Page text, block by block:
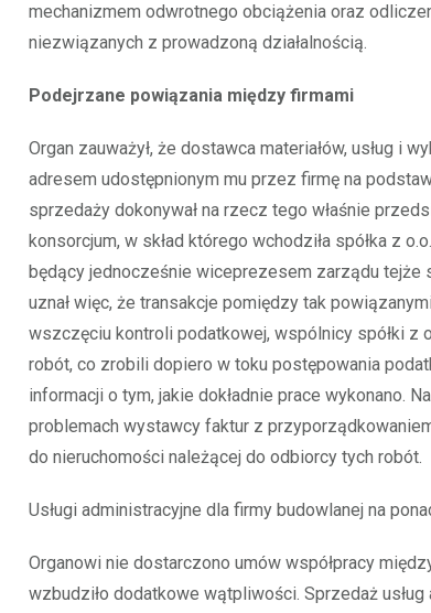
mechanizmem odwrotnego obciążenia oraz
niezwiązanych z prowadzoną działalnością.
Podejrzane powiązania między firmami
Organ zauważył, że dostawca materiałów, usług i
adresem udostępnionym mu przez firmę na
sprzedaży dokonywał na rzecz tego właśnie
konsorcjum, w skład którego wchodziła spółka z
będący jednocześnie wiceprezesem zarządu tejże
uznał więc, że transakcje pomiędzy tak
wszczęciu kontroli podatkowej, wspólnicy spółki z
robót, co zrobili dopiero w toku postępowania
informacji o tym, jakie dokładnie prace wykonano.
problemach wystawcy faktur z
do nieruchomości należącej do odbiorcy tych robót.
Usługi administracyjne dla firmy budowlanej na
Organowi nie dostarczono umów współpracy
wzbudziło dodatkowe wątpliwości. Sprzedaż